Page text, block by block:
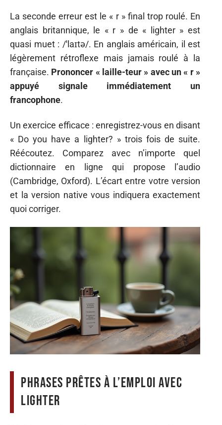
La seconde erreur est le « r » final trop roulé. En
anglais britannique, le « r » de « lighter » est
quasi muet : /ˈlaɪtə/. En anglais américain, il est
légèrement rétroflexe mais jamais roulé à la
française. Prononcer « laille-teur » avec un « r »
appuyé signale immédiatement un
francophone.
Un exercice efficace : enregistrez-vous en disant
« Do you have a lighter? » trois fois de suite.
Réécoutez. Comparez avec n’importe quel
dictionnaire en ligne qui propose l’audio
(Cambridge, Oxford). L’écart entre votre version
et la version native vous indiquera exactement
quoi corriger.
Phrases prêtes à l’emploi avec
lighter